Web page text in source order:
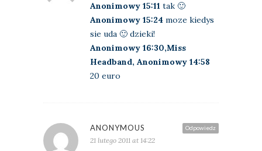
Anonimowy 15:11 tak 🙂
Anonimowy 15:24 moze kiedys
sie uda 🙂 dzieki!
Anonimowy 16:30,Miss
Headband, Anonimowy 14:58
20 euro
Odpowiedz
ANONYMOUS
21 lutego 2011 at 14:22